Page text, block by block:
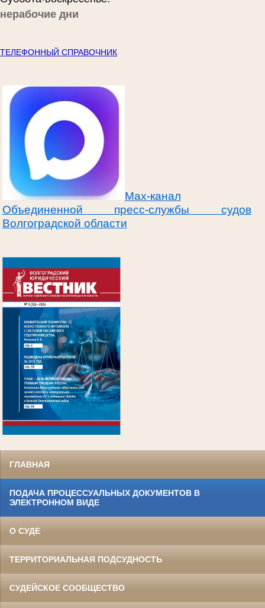
нерабочие дни
ТЕЛЕФОННЫЙ СПРАВОЧНИК
Max-канал
Объединенной пресс-службы судов
Волгоградской области
ГЛАВНАЯ
ПОДАЧА ПРОЦЕССУАЛЬНЫХ ДОКУМЕНТОВ В
ЭЛЕКТРОННОМ ВИДЕ
О СУДЕ
ТЕРРИТОРИАЛЬНАЯ ПОДСУДНОСТЬ
СУДЕЙСКОЕ СООБЩЕСТВО